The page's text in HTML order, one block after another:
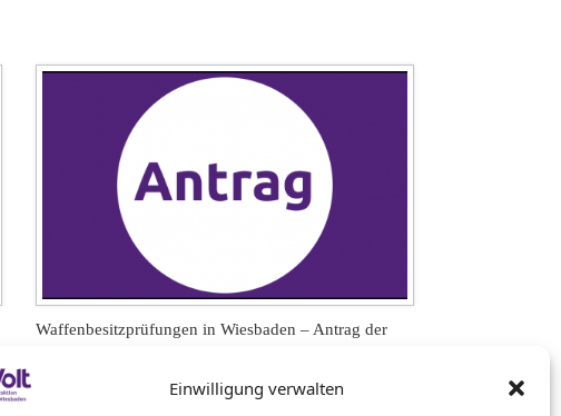
Einwilligung verwalten
Waffenbesitzprüfungen in Wiesbaden – Antrag der